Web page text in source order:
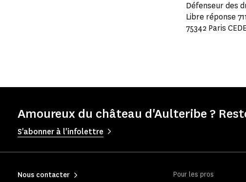
Défenseur des
Libre réponse
75342 Paris
Amoureux du château d'Aulteribe ?
S'abonner à l'infolettre
Pour les pros
Nous contacter